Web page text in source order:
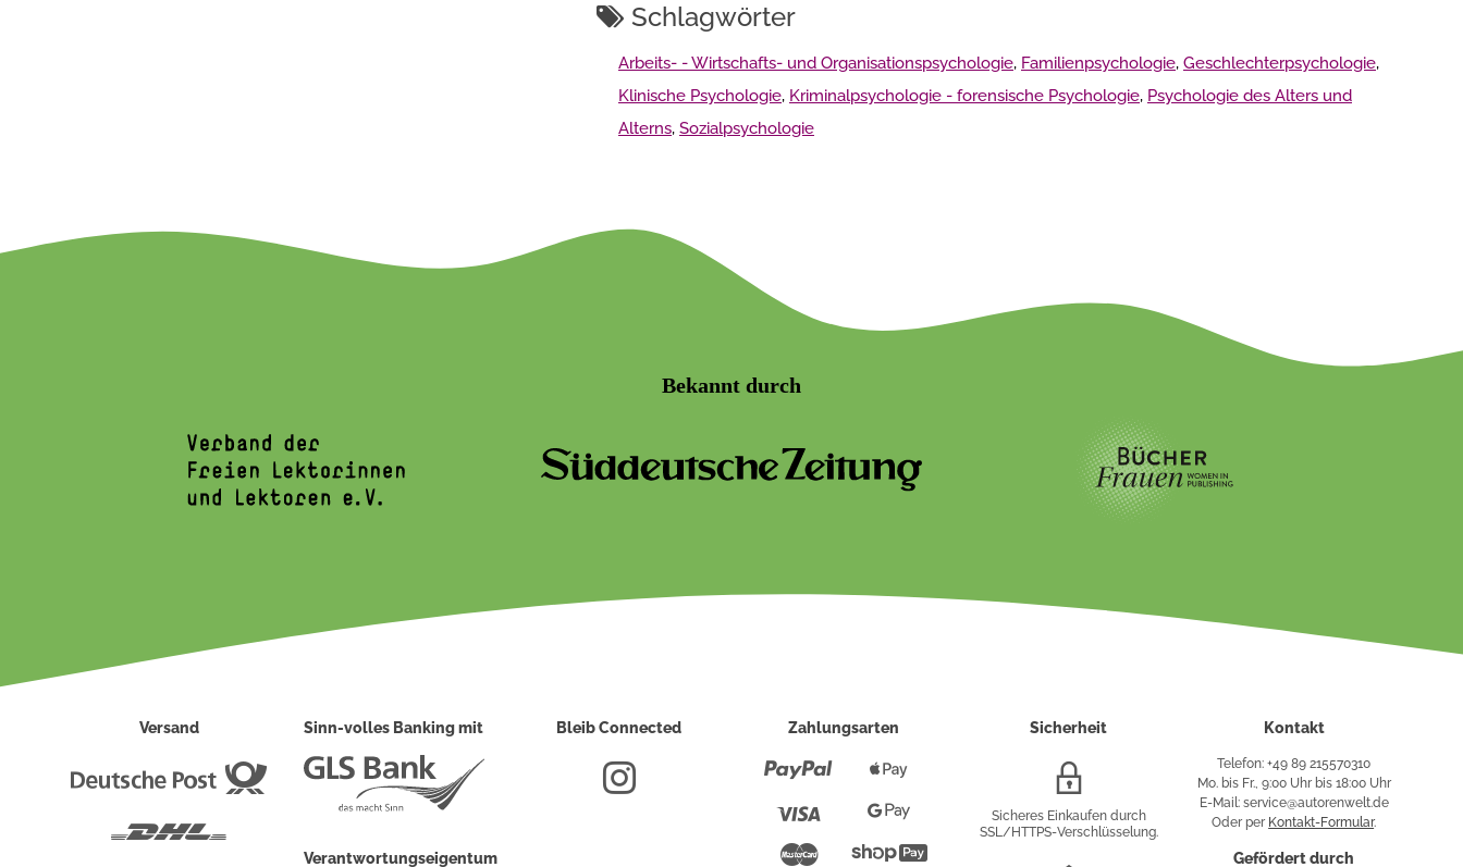
Schlagwörter
Arbeits- - Wirtschafts- und Organisationspsychologie, Familienpsychologie, Geschlechterpsychologie,
Klinische Psychologie, Kriminalpsychologie - forensische Psychologie, Psychologie des Alters und
Alterns, Sozialpsychologie
Bekannt durch
Versand
Deutsche
Sinn-volles Banking mit
Verantwortungseigentum
Bleib Connected Zahlungsarten
Paypal
Mastercard
Pay
PayShopify
Sicherheit
Verschlüsselung
Sicheres Einkaufen durch
SSL/HTTPS-Verschlüsselung.
Kontakt
Telefon: +49 89 215570310
Mo. bis Fr., 9:00 Uhr bis 18:00 Uhr
E-Mail: service@autorenwelt.de
Oder per Kontakt-Formular.
Gefördert durch